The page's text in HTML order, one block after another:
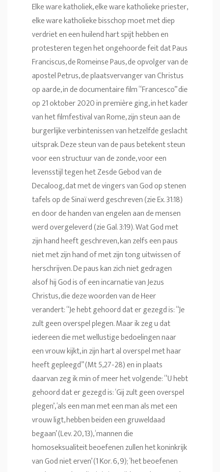
Elke ware katholiek, elke ware katholieke priester,
elke ware katholieke bisschop moet met diep
verdriet en een huilend hart spijt hebben en
protesteren tegen het ongehoorde feit dat Paus
Franciscus, de Romeinse Paus, de opvolger van de
apostel Petrus, de plaatsvervanger van Christus
op aarde, in de documentaire film “Francesco” die
op 21 oktober 2020 in première ging, in het kader
van het filmfestival van Rome, zijn steun aan de
burgerlijke verbintenissen van hetzelfde geslacht
uitsprak. Deze steun van de paus betekent steun
voor een structuur van de zonde, voor een
levensstijl tegen het Zesde Gebod van de
Decaloog, dat met de vingers van God op stenen
tafels op de Sinaï werd geschreven (zie Ex. 31:18)
en door de handen van engelen aan de mensen
werd overgeleverd (zie Gal. 3:19). Wat God met
zijn hand heeft geschreven, kan zelfs een paus
niet met zijn hand of met zijn tong uitwissen of
herschrijven. De paus kan zich niet gedragen
alsof hij God is of een incarnatie van Jezus
Christus, die deze woorden van de Heer
verandert: “Je hebt gehoord dat er gezegd is: “Je
zult geen overspel plegen. Maar ik zeg u dat
iedereen die met wellustige bedoelingen naar
een vrouw kijkt, in zijn hart al overspel met haar
heeft gepleegd” (Mt 5,27-28) en in plaats
daarvan zeg ik min of meer het volgende: “U hebt
gehoord dat er gezegd is: ‘Gij zult geen overspel
plegen’, ‘als een man met een man als met een
vrouw ligt, hebben beiden een gruweldaad
begaan’ (Lev. 20, 13), ‘mannen die
homoseksualiteit beoefenen zullen het koninkrijk
van God niet erven’ (1 Kor. 6, 9); ‘het beoefenen